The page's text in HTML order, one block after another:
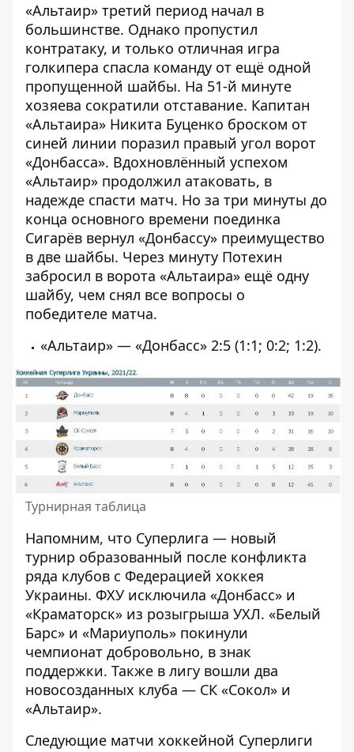
«Альтаир» третий период начал в
большинстве. Однако пропустил
контратаку, и только отличная игра
голкипера спасла команду от ещё одной
пропущенной шайбы. На 51-й минуте
хозяева сократили отставание. Капитан
«Альтаира» Никита Буценко броском от
синей линии поразил правый угол ворот
«Донбасса». Вдохновлённый успехом
«Альтаир» продолжил атаковать, в
надежде спасти матч. Но за три минуты до
конца основного времени поединка
Сигарёв вернул «Донбассу» преимущество
в две шайбы. Через минуту Потехин
забросил в ворота «Альтаира» ещё одну
шайбу, чем снял все вопросы о
победителе матча.
«Альтаир» — «Донбасс» 2:5 (1:1; 0:2; 1:2).
Турнирная таблица
Напомним, что Суперлига — новый
турнир образованный после конфликта
ряда клубов с Федерацией хоккея
Украины. ФХУ исключила «Донбасс» и
«Краматорск» из розыгрыша УХЛ. «Белый
Барс» и «Мариуполь» покинули
чемпионат добровольно, в знак
поддержки. Также в лигу вошли два
новосозданных клуба — СК «Сокол» и
«Альтаир».
Следующие матчи хоккейной Суперлиги